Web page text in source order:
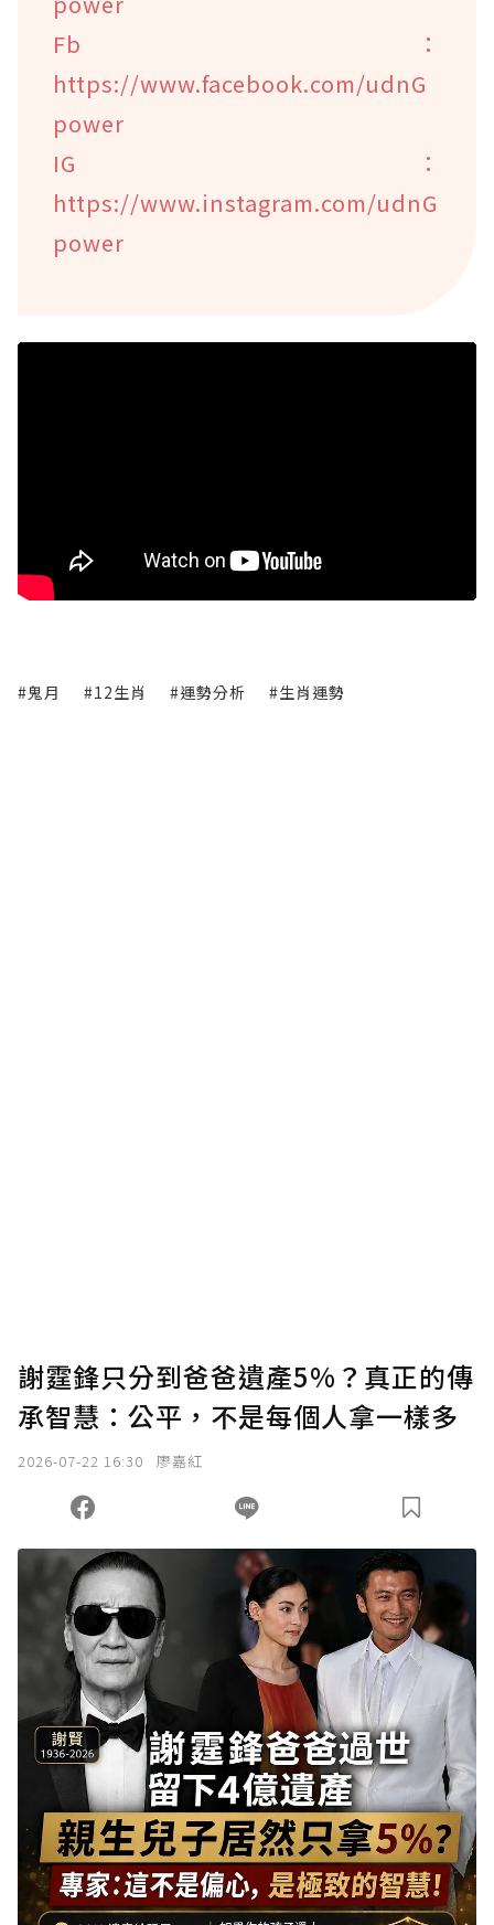
Fb：
https://www.facebook.com/udnG
power
IG：
https://www.instagram.com/udnG
power
#鬼月 #12生肖 #運勢分析 #生肖運勢
謝霆鋒只分到爸爸遺產5%？真正的傳
承智慧：公平，不是每個人拿一樣多
2026-07-22 16:30 廖嘉紅